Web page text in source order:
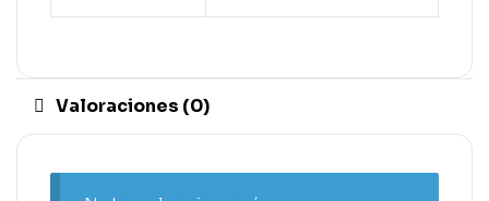
Valoraciones (0)